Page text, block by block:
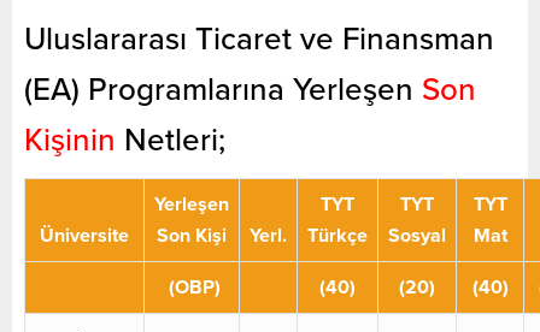
Uluslararası Ticaret ve Finansman
(EA) Programlarına Yerleşen Son
Kişinin Netleri;
Üniversite
Yerleşen
Son Kişi
Yerl.
TYT
Türkçe
TYT
Sosyal
TYT
Mat
(OBP) (40) (20) (40)